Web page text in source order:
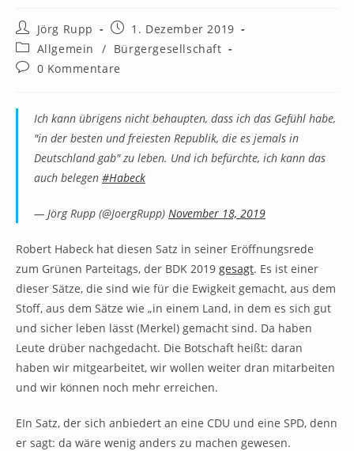
Beitrags-
Autor:
Jörg Rupp
Beitrag
veröffentlicht:
1. Dezember 2019
Beitrags-
Kategorie:
Allgemein / Bürgergesellschaft
Beitrags-
0 Kommentare
Ich kann übrigens nicht behaupten, dass ich das Gefühl habe,
"in der besten und freiesten Republik, die es jemals in
Deutschland gab" zu leben. Und ich befürchte, ich kann das
auch belegen #Habeck
— Jörg Rupp (@JoergRupp) November 18, 2019
Robert Habeck hat diesen Satz in seiner Eröffnungsrede
zum Grünen Parteitags, der BDK 2019 gesagt. Es ist einer
dieser Sätze, die sind wie für die Ewigkeit gemacht, aus dem
Stoff, aus dem Sätze wie „in einem Land, in dem es sich gut
und sicher leben lässt (Merkel) gemacht sind. Da haben
Leute drüber nachgedacht. Die Botschaft heißt: daran
haben wir mitgearbeitet, wir wollen weiter dran mitarbeiten
und wir können noch mehr erreichen.
EIn Satz, der sich anbiedert an eine CDU und eine SPD, denn
er sagt: da wäre wenig anders zu machen gewesen.